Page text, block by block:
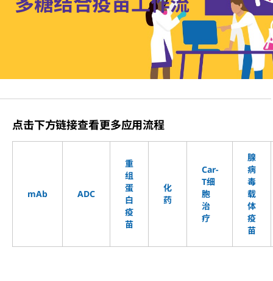
点击下方链接查看更多应用流程
mAb ADC
重
组
蛋
白
疫
苗
化
药
Car-
T细
胞
治
疗
腺
病
毒
载
体
疫
苗